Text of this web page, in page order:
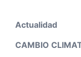
Actualidad
CAMBIO